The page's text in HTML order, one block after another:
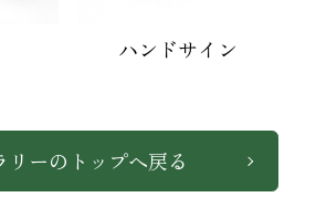
ハンドサイン
リーのトップへ戻る